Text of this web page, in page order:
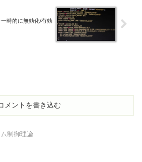
一時的に無効化/有効
メントを書き込む
制御理論